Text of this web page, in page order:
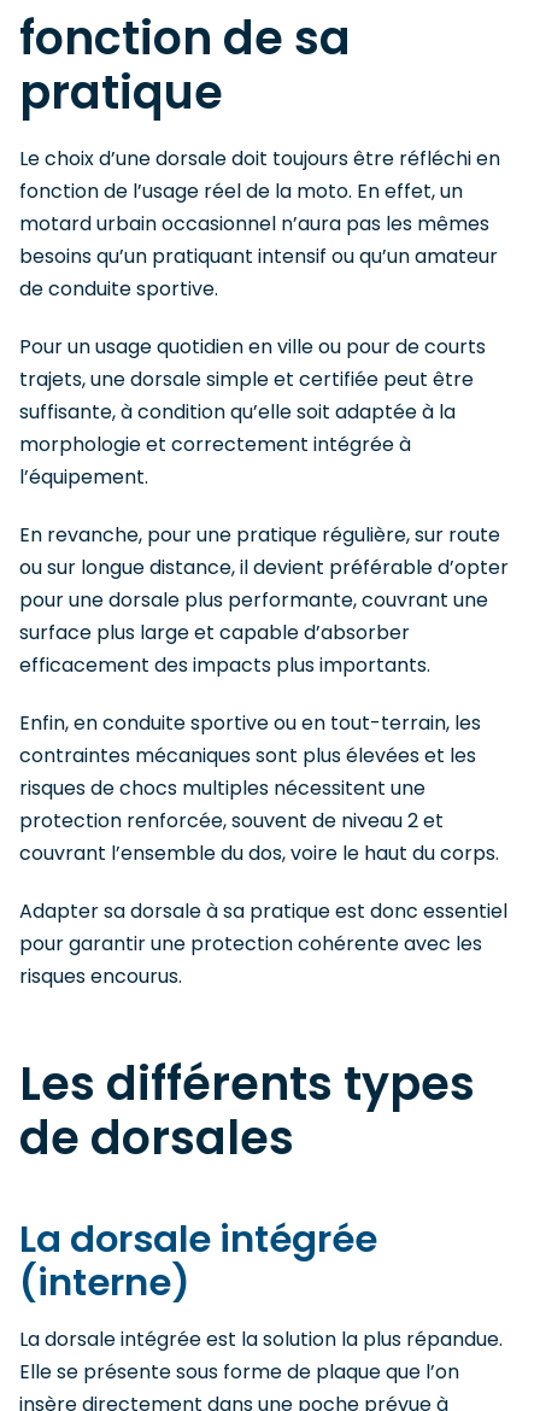
fonction de sa
pratique
Le choix d’une dorsale doit toujours être réfléchi en
fonction de l’usage réel de la moto. En effet, un
motard urbain occasionnel n’aura pas les mêmes
besoins qu’un pratiquant intensif ou qu’un amateur
de conduite sportive.
Pour un usage quotidien en ville ou pour de courts
trajets, une dorsale simple et certifiée peut être
suffisante, à condition qu’elle soit adaptée à la
morphologie et correctement intégrée à
l’équipement.
En revanche, pour une pratique régulière, sur route
ou sur longue distance, il devient préférable d’opter
pour une dorsale plus performante, couvrant une
surface plus large et capable d’absorber
efficacement des impacts plus importants.
Enfin, en conduite sportive ou en tout-terrain, les
contraintes mécaniques sont plus élevées et les
risques de chocs multiples nécessitent une
protection renforcée, souvent de niveau 2 et
couvrant l’ensemble du dos, voire le haut du corps.
Adapter sa dorsale à sa pratique est donc essentiel
pour garantir une protection cohérente avec les
risques encourus.
Les différents types
de dorsales
La dorsale intégrée
(interne)
La dorsale intégrée est la solution la plus répandue.
Elle se présente sous forme de plaque que l’on
insère directement dans une poche prévue à